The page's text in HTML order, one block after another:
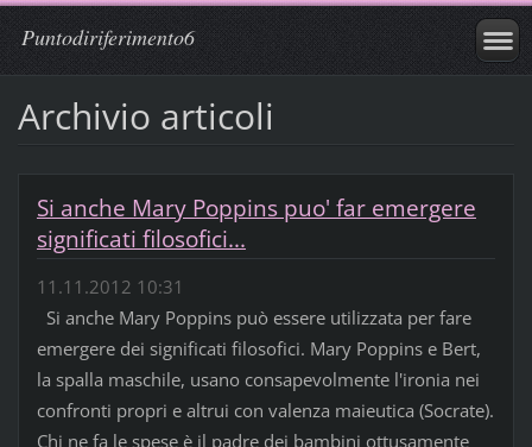
Puntodiriferimento6
Archivio articoli
Si anche Mary Poppins puo' far emergere
significati filosofici...
11.11.2012 10:31
Si anche Mary Poppins può essere utilizzata per fare
emergere dei significati filosofici. Mary Poppins e Bert,
la spalla maschile, usano consapevolmente l'ironia nei
confronti propri e altrui con valenza maieutica (Socrate).
Chi ne fa le spese è il padre dei bambini ottusamente